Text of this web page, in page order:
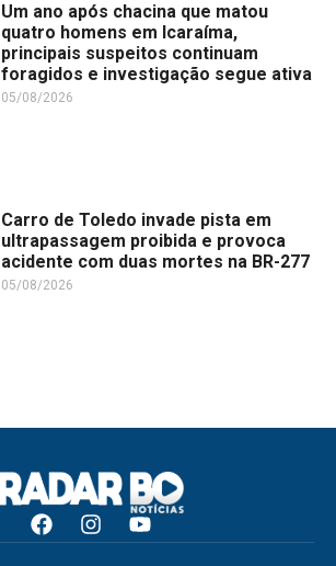
Um ano após chacina que matou
quatro homens em Icaraíma,
principais suspeitos continuam
foragidos e investigação segue ativa
05/08/2026
Carro de Toledo invade pista em
ultrapassagem proibida e provoca
acidente com duas mortes na BR-277
05/08/2026